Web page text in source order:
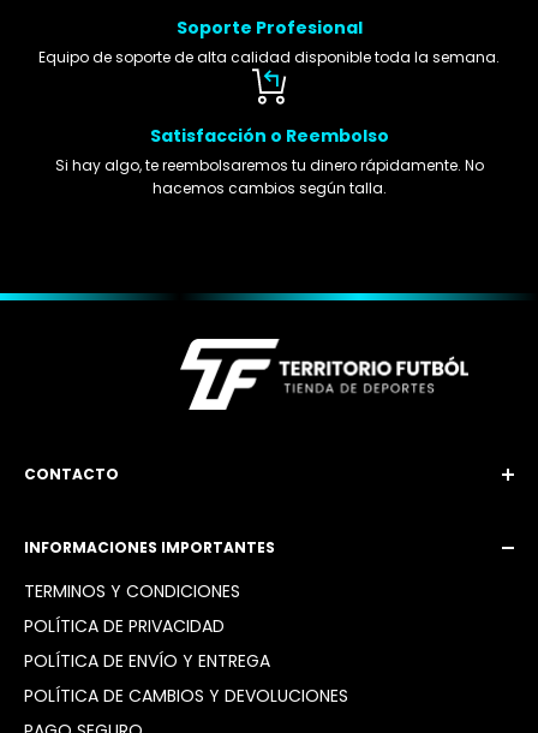
Soporte Profesional
Equipo de soporte de alta calidad disponible toda la semana.
Satisfacción o Reembolso
Si hay algo, te reembolsaremos tu dinero rápidamente. No
hacemos cambios según talla.
CONTACTO
Instagram: @territoriofutbol2_
INFORMACIONES IMPORTANTES
TÉRMINOS Y CONDICIONES
POLÍTICA DE PRIVACIDAD
POLÍTICA DE ENVÍO Y ENTREGA
POLÍTICA DE CAMBIOS Y DEVOLUCIONES